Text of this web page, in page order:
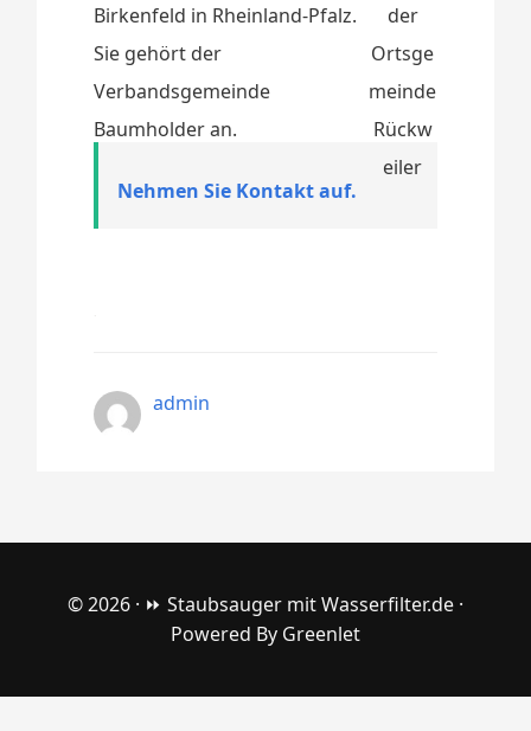
Birkenfeld in Rheinland-Pfalz.
Sie gehört der
Verbandsgemeinde
Baumholder an.
Nehmen Sie Kontakt auf.
admin
© 2026 · ⏩ Staubsauger mit Wasserfilter.de ·
Powered By Greenlet